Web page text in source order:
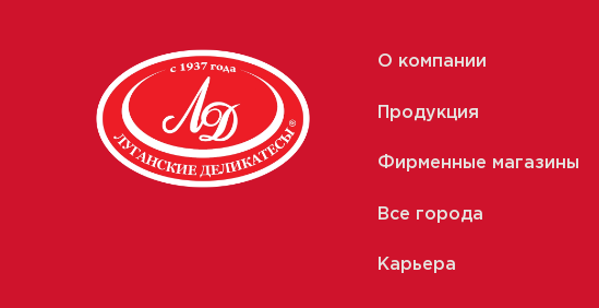
О компании
Продукция
Фирменные магазины
Все города
Карьера